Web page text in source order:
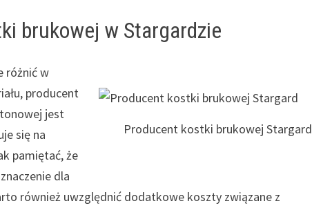
brukowej w Stargardzie
Producent kostki brukowej Stargard
różnić w
producent
jest
się na
pamiętać, że
dla
również uwzględnić dodatkowe koszty związane z